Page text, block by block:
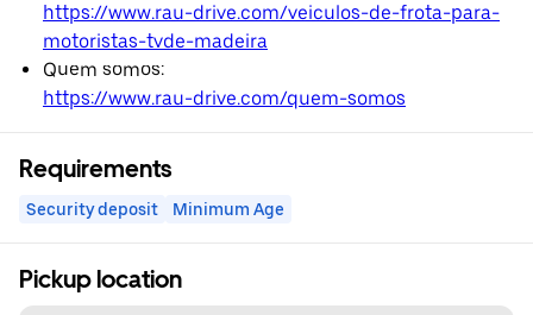
https://www.rau-drive.com/veiculos-de-frota-para-
motoristas-tvde-madeira
Quem somos:
https://www.rau-drive.com/quem-somos
Requirements
Security deposit Minimum Age
Pickup location